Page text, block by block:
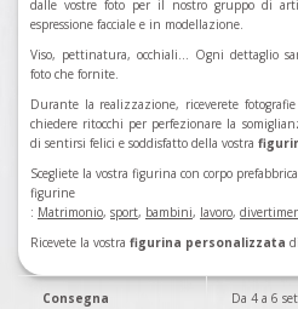
dalle vostre foto per il nostro gruppo di
espressione facciale e in modellazione.
Viso, pettinatura, occhiali... Ogni dettaglio
foto che fornite.
Durante la realizzazione, riceverete
chiedere ritocchi per perfezionare la
di sentirsi felici e soddisfatto della vostra
Scegliete la vostra figurina con corpo
figurine
: Matrimonio, sport, bambini, lavoro,
Ricevete la vostra figurina personalizzata
Consegna Da 4 a 6